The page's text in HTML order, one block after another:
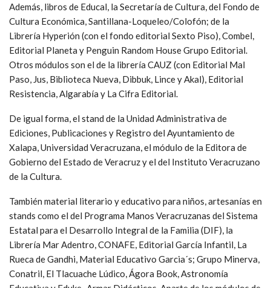
Además, libros de Educal, la Secretaría de Cultura, del Fondo de
Cultura Económica, Santillana-Loqueleo/Colofón; de la
Librería Hyperión (con el fondo editorial Sexto Piso), Combel,
Editorial Planeta y Penguin Random House Grupo Editorial.
Otros módulos son el de la librería CAUZ (con Editorial Mal
Paso, Jus, Biblioteca Nueva, Dibbuk, Lince y Akal), Editorial
Resistencia, Algarabía y La Cifra Editorial.
De igual forma, el stand de la Unidad Administrativa de
Ediciones, Publicaciones y Registro del Ayuntamiento de
Xalapa, Universidad Veracruzana, el módulo de la Editora de
Gobierno del Estado de Veracruz y el del Instituto Veracruzano
de la Cultura.
También material literario y educativo para niños, artesanías en
stands como el del Programa Manos Veracruzanas del Sistema
Estatal para el Desarrollo Integral de la Familia (DIF), la
Librería Mar Adentro, CONAFE, Editorial García Infantil, La
Rueca de Gandhi, Material Educativo Garcia´s; Grupo Minerva,
Conatril, El Tlacuache Lúdico, Ágora Book, Astronomía